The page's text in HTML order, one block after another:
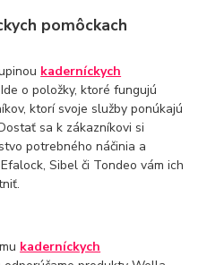
pomôckach
kaderníckych
o položky, ktoré fungujú
ktorí svoje služby ponúkajú
sa k zákazníkovi si
potrebného náčinia a
Sibel či Tondeo vám ich
kaderníckych